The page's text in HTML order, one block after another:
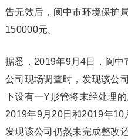
告无效后，阆中市环境保护
150000元。
据悉，2019年9月4日，阆
公司现场调查时，发现该公
下设有一Y形管将末经处理
2019年9月20日和2019年10
发现该公司仍然未完成整改